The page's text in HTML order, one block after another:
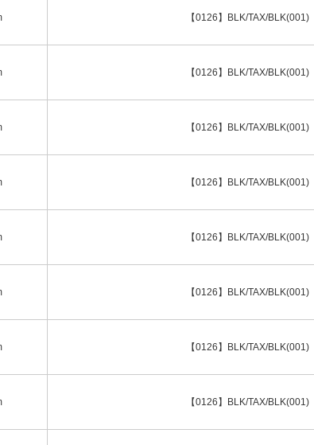
【0126】BLK/TAX/BLK(001)
【0126】BLK/TAX/BLK(001)
【0126】BLK/TAX/BLK(001)
【0126】BLK/TAX/BLK(001)
【0126】BLK/TAX/BLK(001)
【0126】BLK/TAX/BLK(001)
【0126】BLK/TAX/BLK(001)
【0126】BLK/TAX/BLK(001)